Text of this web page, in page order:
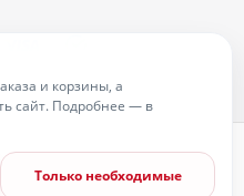
данных
и корзины, а
сайт. Подробнее — в
Только необходимые